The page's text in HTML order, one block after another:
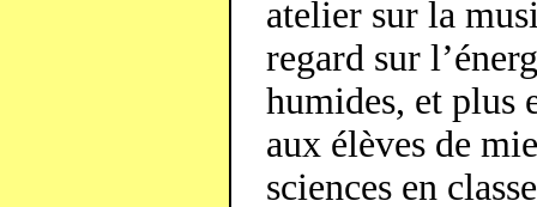
atelier sur la
regard sur
humides, et plus
aux élèves de
sciences en